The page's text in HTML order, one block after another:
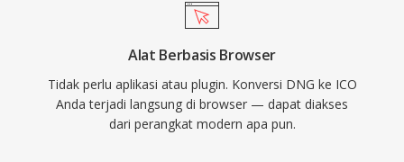
Alat Berbasis Browser
Tidak perlu aplikasi atau plugin. Konversi DNG ke ICO
Anda terjadi langsung di browser — dapat diakses
dari perangkat modern apa pun.